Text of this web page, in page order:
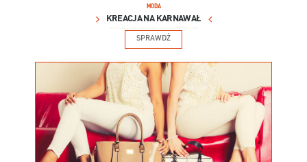
MODA
KREACJA NA KARNAWAŁ
SPRAWDŹ